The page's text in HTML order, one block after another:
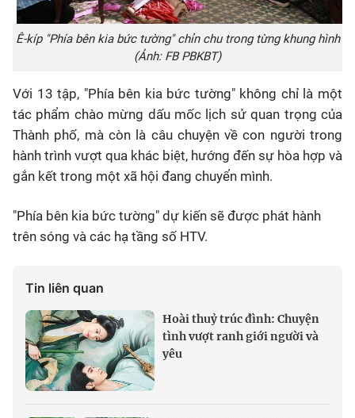
Ê-kíp "Phía bên kia bức tường" chỉn chu trong từng khung hình
(Ảnh: FB PBKBT)
Với 13 tập, "Phía bên kia bức tường" không chỉ là một
tác phẩm chào mừng dấu mốc lịch sử quan trọng của
Thành phố, mà còn là câu chuyện về con người trong
hành trình vượt qua khác biệt, hướng đến sự hòa hợp và
gắn kết trong một xã hội đang chuyển mình.
"Phía bên kia bức tường" dự kiến sẽ được phát hành
trên sóng và các hạ tầng số HTV.
Tin liên quan
Hoài thuỷ trúc đình: Chuyện
tình vượt ranh giới người và
yêu